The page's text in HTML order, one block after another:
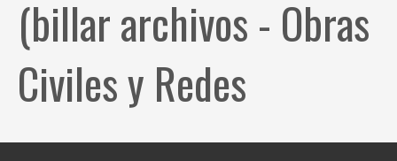
(billar archivos - Obras
Civiles y Redes